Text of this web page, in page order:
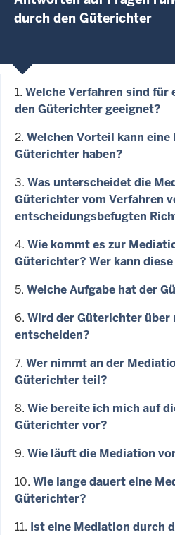
durch den Güterichter
1. Welche Verfahren sind für
den Güterichter geeignet?
2. Welchen Vorteil kann
Güterichter haben?
3. Was unterscheidet die
Güterichter vom Verfahren
entscheidungsbefugten
4. Wie kommt es zur
Güterichter? Wer kann
5. Welche Aufgabe hat der
6. Wird der Güterichter über
entscheiden?
7. Wer nimmt an der
Güterichter teil?
8. Wie bereite ich mich auf
Güterichter vor?
9. Wie läuft die Mediation
10. Wie lange dauert eine
Güterichter?
11. Ist eine Mediation durch